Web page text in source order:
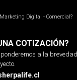
Digital - Comercial?
COTIZACIÓN?
a la